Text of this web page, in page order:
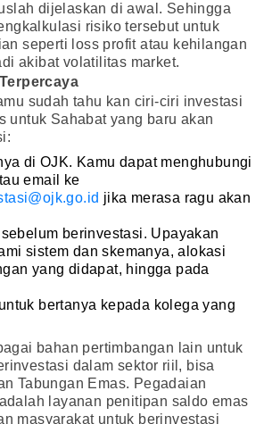
dijelaskan di awal. Sehingga
risiko tersebut untuk
seperti loss profit atau kehilangan
akibat volatilitas market.
sudah tahu kan ciri-ciri investasi
untuk Sahabat yang baru akan
di OJK. Kamu dapat menghubungi
email ke
jika merasa ragu akan
berinvestasi. Upayakan
sistem dan skemanya, alokasi
yang didapat, hingga pada
bertanya kepada kolega yang
bahan pertimbangan lain untuk
dalam sektor riil, bisa
Tabungan Emas. Pegadaian
layanan penitipan saldo emas
masyarakat untuk berinvestasi